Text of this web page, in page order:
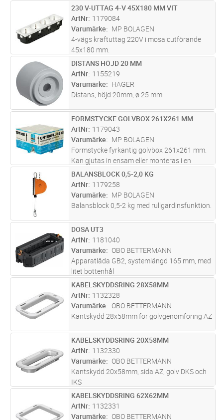
ST Lägg i kundvagn
230 V-UTTAG 4-V 45X180 MM VIT
ArtNr 1179084
Varumärke
MP BOLAGEN
4-vägs kraftuttag 220V i mosaicutförande
45x180 mm.
ST Lägg i kundvagn
DISTANS HÖJD 20 MM
ArtNr 1155219
Varumärke
HAGER
Distans, höjd 20mm, ø 25 mm
ST Lägg i kundvagn
FORMSTYCKE GOLVBOX 261X261 MM
ArtNr 1179043
Varumärke
MP BOLAGEN
Formstycke fyrkantig golvbox 261x261 mm.
Kan gjutas in ensam eller monteras i en
ingjutningslåda 1179036.
ST Lägg i kundvagn
BALANSBLOCK 0,5-2,0 KG
ArtNr 1179258
Varumärke
MP BOLAGEN
Balansblock 0,5-2 kg med rullgardinsfunktion.
ST Lägg i kundvagn
DOSA UT3
ArtNr 1181040
Varumärke
OBO BETTERMANN
Apparatlåda GB2, systemlängd 165 mm, med
litet bottenhål
ST Lägg i kundvagn
KABELSKYDDSRING 28X58MM
ArtNr 1132328
Varumärke
OBO BETTERMANN
Kantskydd 28x58mm för golvgenomföring AZ
ST Lägg i kundvagn
KABELSKYDDSRING 20X58MM
ArtNr 1132330
Varumärke
OBO BETTERMANN
Kantskydd 20x58mm, sida AZ, golv DKS och
IKS
ST Lägg i kundvagn
KABELSKYDDSRING 62X62MM
ArtNr 1132331
Varumärke
OBO BETTERMANN